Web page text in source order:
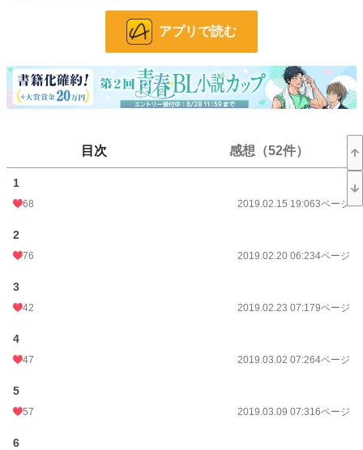
更新日時 2023.10.31 21:00
初回公開日時 2019.02.15 19:06
569 pt (141 位)
年間ポイント
アプリで読む
目次 感想（52件）
1
68 2019.02.15 19:063ページ
2
76 2019.02.20 06:234ページ
3
42 2019.02.23 07:179ページ
4
47 2019.03.02 07:264ページ
5
57 2019.03.09 07:316ページ
6